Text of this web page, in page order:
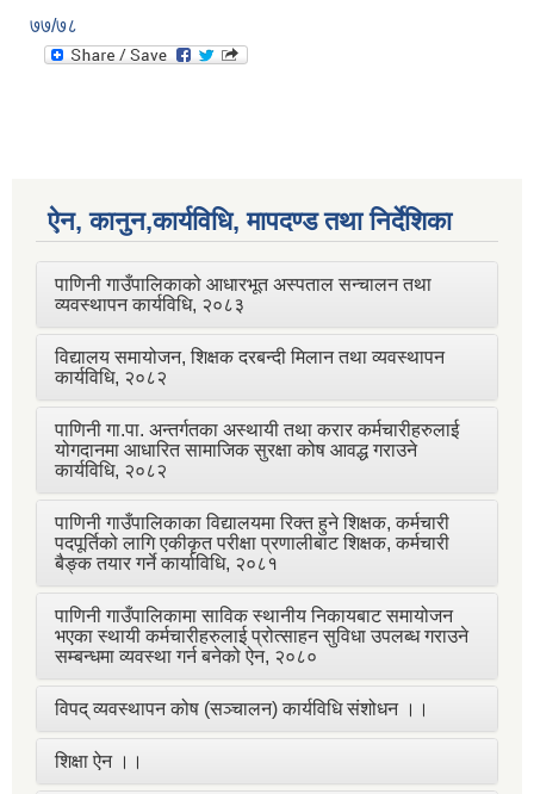
७७/७८
ऐन, कानुन,कार्यविधि, मापदण्ड तथा निर्देशिका
पाणिनी गाउँपालिकाको आधारभूत अस्पताल सन्चालन तथा
व्यवस्थापन कार्यविधि, २०८३
विद्यालय समायोजन, शिक्षक दरबन्दी मिलान तथा व्यवस्थापन
कार्यविधि, २०८२
पाणिनी गा.पा. अन्तर्गतका अस्थायी तथा करार कर्मचारीहरुलाई
योगदानमा आधारित सामाजिक सुरक्षा कोष आवद्ध गराउने
कार्यविधि, २०८२
पाणिनी गाउँपालिकाका विद्यालयमा रिक्त हुने शिक्षक, कर्मचारी
पदपूर्तिको लागि एकीकृत परीक्षा प्रणालीबाट शिक्षक, कर्मचारी
बैङ्क तयार गर्ने कार्याविधि, २०८१
पाणिनी गाउँपालिकामा साविक स्थानीय निकायबाट समायोजन
भएका स्थायी कर्मचारीहरुलाई प्रोत्साहन सुविधा उपलब्ध गराउने
सम्बन्धमा व्यवस्था गर्न बनेको ऐन, २०८०
विपद् व्यवस्थापन कोष (सञ्चालन) कार्यविधि संशोधन ।।
शिक्षा ऐन ।।